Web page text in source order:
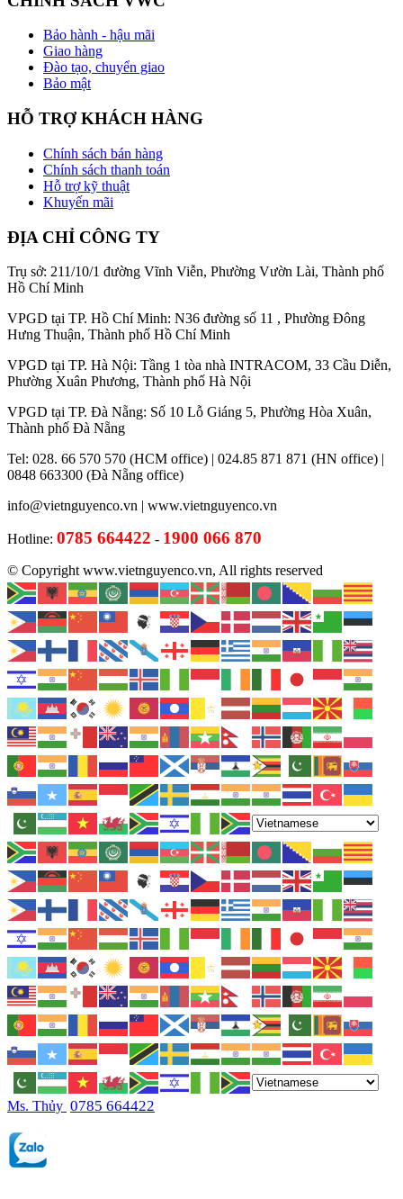
Bảo hành - hậu mãi
Giao hàng
Đào tạo, chuyển giao
Bảo mật
HỖ TRỢ KHÁCH HÀNG
Chính sách bán hàng
Chính sách thanh toán
Hỗ trợ kỹ thuật
Khuyến mãi
ĐỊA CHỈ CÔNG TY
Trụ sở: 211/10/1 đường Vĩnh Viễn, Phường Vườn Lài, Thành phố
Hồ Chí Minh
VPGD tại TP. Hồ Chí Minh: N36 đường số 11 , Phường Đông
Hưng Thuận, Thành phố Hồ Chí Minh
VPGD tại TP. Hà Nội: Tầng 1 tòa nhà INTRACOM, 33 Cầu Diễn,
Phường Xuân Phương, Thành phố Hà Nội
VPGD tại TP. Đà Nẵng: Số 10 Lỗ Giáng 5, Phường Hòa Xuân,
Thành phố Đà Nẵng
Tel: 028. 66 570 570 (HCM office) | 024.85 871 871 (HN office) |
0848 663300 (Đà Nẵng office)
info@vietnguyenco.vn | www.vietnguyenco.vn
Hotline: 0785 664422 - 1900 066 870
© Copyright www.vietnguyenco.vn, All rights reserved
Ms. Thủy 0785 664422